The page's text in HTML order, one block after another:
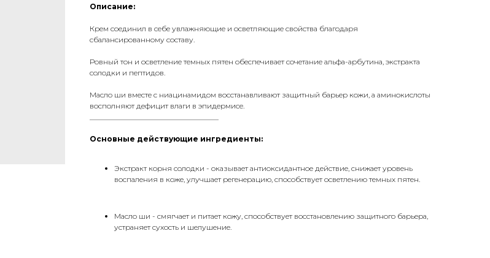
Описание:
Крем соединил в себе увлажняющие и осветляющие свойства благодаря
сбалансированному составу.
Ровный тон и осветление темных пятен обеспечивает сочетание альфа-арбутина, экстракта
солодки и пептидов.
Масло ши вместе с ниацинамидом восстанавливают защитный барьер кожи, а аминокислоты
восполняют дефицит влаги в эпидермисе.
Основные действующие ингредиенты:
Экстракт корня солодки - оказывает антиоксидантное действие, снижает уровень
воспаления в коже, улучшает регенерацию, способствует осветлению темных пятен.
Масло ши - смягчает и питает кожу, способствует восстановлению защитного барьера,
устраняет сухость и шелушение.